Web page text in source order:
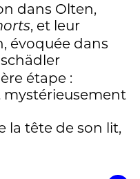
dans Olten,
, et leur
évoquée dans
étape :
mystérieusement
la tête de son lit,